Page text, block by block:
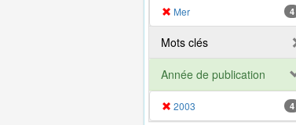
Mer 4
Mots clés
Année de publication
2003 4